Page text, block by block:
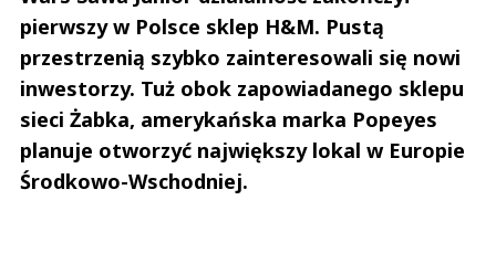
pierwszy w Polsce sklep H&M. Pustą
przestrzenią szybko zainteresowali się nowi
inwestorzy. Tuż obok zapowiadanego sklepu
sieci Żabka, amerykańska marka Popeyes
planuje otworzyć największy lokal w Europie
Środkowo-Wschodniej.